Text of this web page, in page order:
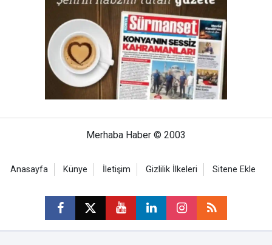
Merhaba Haber © 2003
Anasayfa Künye İletişim Gizlilik İlkeleri Sitene Ekle